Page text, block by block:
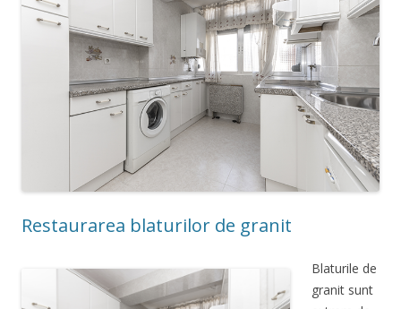
Restaurarea blaturilor de granit
Blaturile de
granit sunt